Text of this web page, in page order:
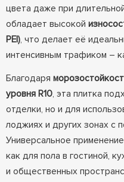
цвета даже при
обладает высокой
PEI), что делает её
интенсивным трафиком –
Благодаря
уровня R10, эта плитка
отделки, но и для
лоджиях и других зонах с
Универсальное
как для пола в гостиной,
и общественных